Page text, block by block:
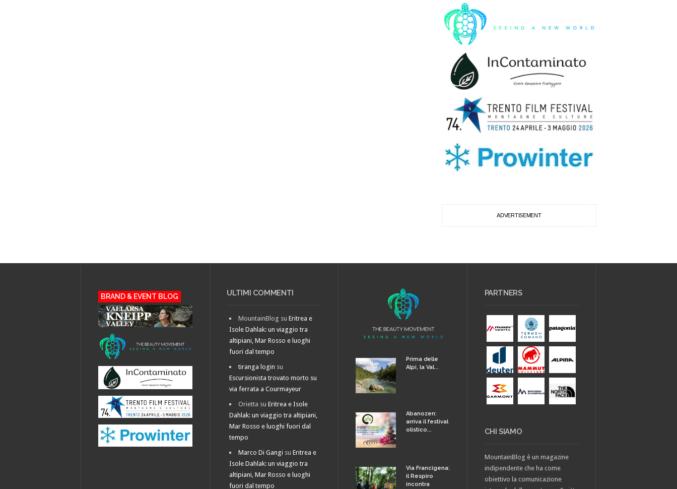
ADVERTISEMENT
BRAND & EVENT BLOG ULTIMI COMMENTI
MountainBlog suEritrea e
Isole Dahlak: un viaggio tra
altipiani, Mar Rosso e luoghi
fuori dal tempo
tiranga login su
Escursionista trovato morto su
via ferrata a Courmayeur
Orietta suEritrea e Isole
Dahlak: un viaggio tra altipiani,
Mar Rosso e luoghi fuori dal
tempo
Marco Di Gangi suEritrea e
Isole Dahlak: un viaggio tra
altipiani, Mar Rosso e luoghi
fuori dal tempo
Prima delle
Alpi, la Val...
Abanozen:
arriva il festival
olistico...
Via Francigena:
il Respiro
incontra
PARTNERS
CHI SIAMO
MountainBlog è un magazine
indipendente che ha come
obiettivo la comunicazione